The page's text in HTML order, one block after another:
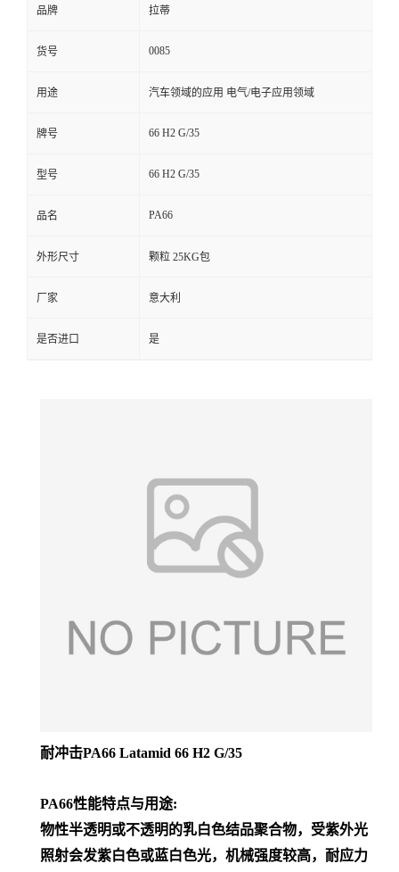
在
线
品牌 拉蒂
货号 0085
用途 汽车领域的应用 电气/电子应用领域
牌号 66 H2 G/35
型号 66 H2 G/35
品名 PA66
外形尺寸 颗粒 25KG包
厂家 意大利
是否进口 是
耐冲击PA66 Latamid 66 H2 G/35
PA66性能特点与用途:
物性半透明或不透明的乳白色结品聚合物，受紫外光
照射会发紫白色或蓝白色光，机械强度较高，耐应力